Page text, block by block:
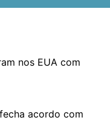
nos EUA com
acordo com